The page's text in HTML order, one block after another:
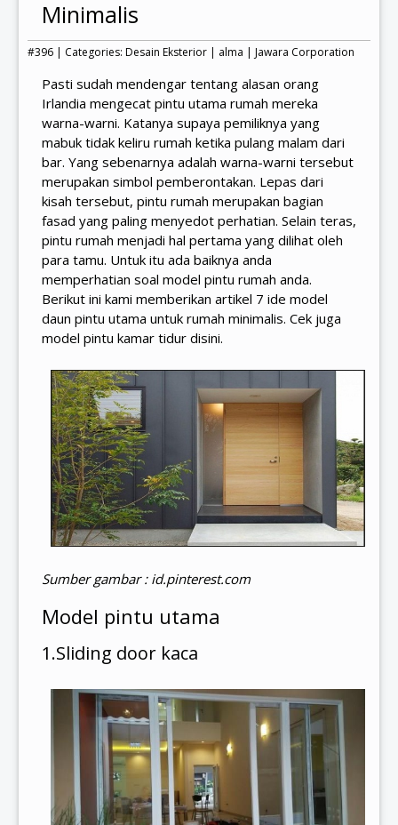
Minimalis
#396 | Categories: Desain Eksterior | alma | Jawara Corporation
Pasti sudah mendengar tentang alasan orang
Irlandia mengecat pintu utama rumah mereka
warna-warni. Katanya supaya pemiliknya yang
mabuk tidak keliru rumah ketika pulang malam dari
bar. Yang sebenarnya adalah warna-warni tersebut
merupakan simbol pemberontakan. Lepas dari
kisah tersebut, pintu rumah merupakan bagian
fasad yang paling menyedot perhatian. Selain teras,
pintu rumah menjadi hal pertama yang dilihat oleh
para tamu. Untuk itu ada baiknya anda
memperhatian soal model pintu rumah anda.
Berikut ini kami memberikan artikel 7 ide model
daun pintu utama untuk rumah minimalis. Cek juga
model pintu kamar tidur disini.
Sumber gambar : id.pinterest.com
Model pintu utama
1.Sliding door kaca